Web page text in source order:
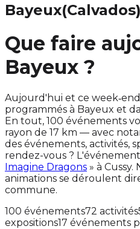
Bayeux(Calvados)
Que faire
Bayeux ?
Aujourd'hui et ce
programmés à Bayeux et
En tout, 100 événements
rayon de 17 km — avec
des événements, activités,
rendez-vous ?
Imagine Dragons » à
animations se déroulent
commune.
100 événements72 activités
expositions17 événements